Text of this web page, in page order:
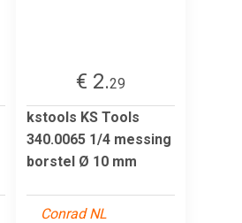
€ 2.29
kstools KS Tools
340.0065 1/4 messing
borstel Ø 10 mm
Conrad NL